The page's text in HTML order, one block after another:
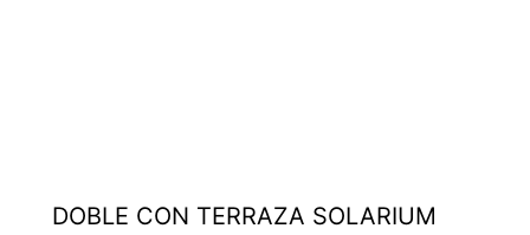
DOBLE CON TERRAZA SOLARIUM